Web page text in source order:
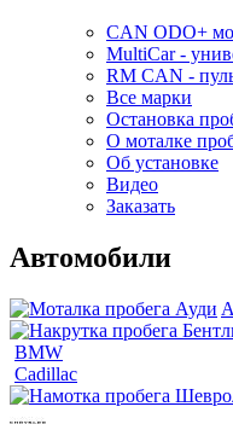
CAN ODO+
MultiCar -
RM CAN -
Все марки
Остановка
О моталке
Об установке
Видео
Заказать
Автомобили
BMW
Cadillac